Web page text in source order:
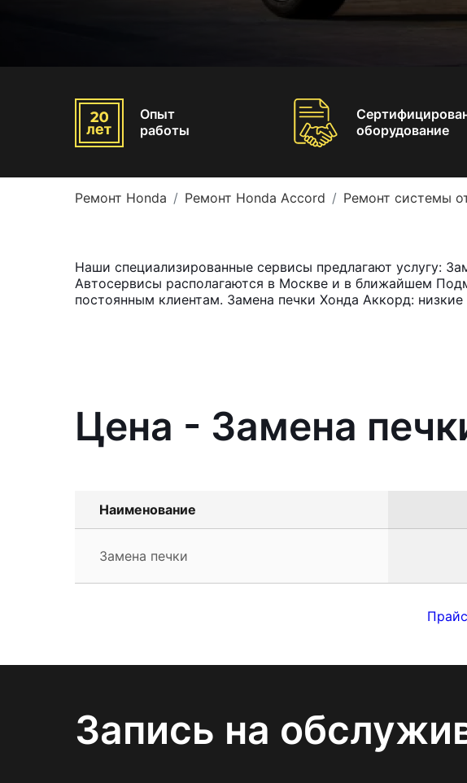
Опыт
работы
оборудование
Ремонт Honda Ремонт Honda Accord Ремонт системы
Наши специализированные сервисы предлагают услугу:
Автосервисы располагаются в Москве и в ближайшем
постоянным клиентам. Замена печки Хонда Аккорд: низкие
Цена - Замена
Наименование
Замена печки
Запись на